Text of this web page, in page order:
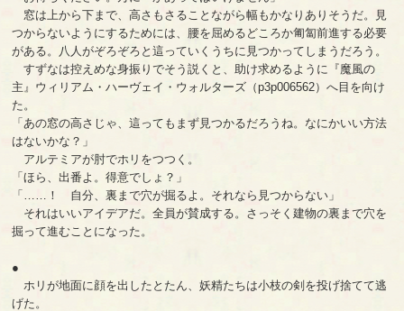
窓は上から下まで、高さもさることながら幅もかなりありそうだ。見
つからないようにするためには、腰を屈めるどころか匍匐前進する必要
がある。八人がぞろぞろと這っていくうちに見つかってしまうだろう。
すずなは控えめな身振りでそう説くと、助け求めるように『魔風の
主』ウィリアム・ハーヴェイ・ウォルターズ（p3p006562）へ目を向け
た。
「あの窓の高さじゃ、這ってもまず見つかるだろうね。なにかいい方法
はないかな？」
アルテミアが肘でホリをつつく。
「ほら、出番よ。得意でしょ？」
「……！ 自分、裏まで穴が掘るよ。それなら見つからない」
それはいいアイデアだ。全員が賛成する。さっそく建物の裏まで穴を
掘って進むことになった。
●
ホリが地面に顔を出したとたん、妖精たちは小枝の剣を投げ捨てて逃
げた。